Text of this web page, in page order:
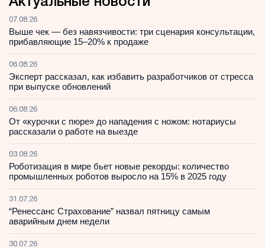
07.08.26
Выше чек — без навязчивости: три сценария консультации,
прибавляющие 15–20% к продаже
06.08.26
Эксперт рассказал, как избавить разработчиков от стресса
при выпуске обновлений
06.08.26
От «курочки с пюре» до нападения с ножом: нотариусы
рассказали о работе на выезде
03.08.26
Роботизация в мире бьет новые рекорды: количество
промышленных роботов выросло на 15% в 2025 году
31.07.26
“Ренессанс Страхование” назвал пятницу самым
аварийным днем недели
30.07.26